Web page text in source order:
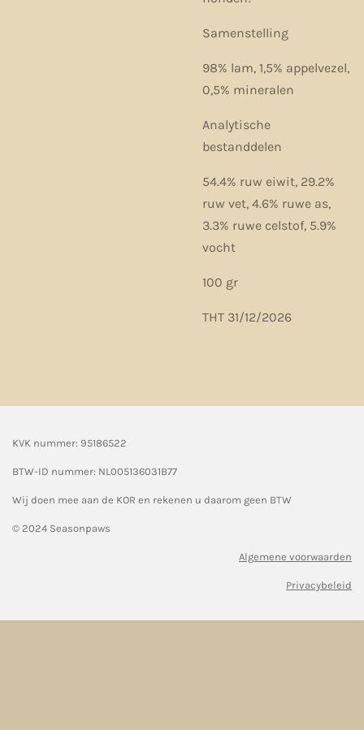
Samenstelling
98% lam, 1,5% appelvezel,
0,5% mineralen
Analytische
bestanddelen
54.4% ruw eiwit, 29.2%
ruw vet, 4.6% ruwe as,
3.3% ruwe celstof, 5.9%
vocht
100 gr
THT 31/12/2026
KVK nummer: 95186522
BTW-ID nummer: NL005136031B77
Wij doen mee aan de KOR en rekenen u daarom geen BTW
© 2024 Seasonpaws
Algemene voorwaarden
Privacybeleid